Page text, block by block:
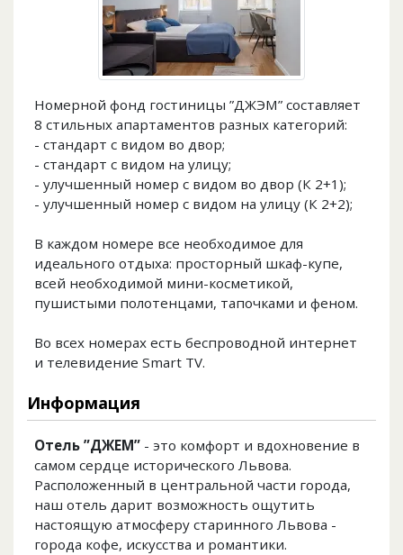
Номерной фонд гостиницы ”ДЖЭМ” составляет
8 стильных апартаментов разных категорий:
- стандарт с видом во двор;
- стандарт с видом на улицу;
- улучшенный номер с видом во двор (К 2+1);
- улучшенный номер с видом на улицу (К 2+2);
В каждом номере все необходимое для
идеального отдыха: просторный шкаф-купе,
всей необходимой мини-косметикой,
пушистыми полотенцами, тапочками и феном.
Во всех номерах есть беспроводной интернет
и телевидение Smart TV.
Информация
Отель ”ДЖЕМ” - это комфорт и вдохновение в
самом сердце исторического Львова.
Расположенный в центральной части города,
наш отель дарит возможность ощутить
настоящую атмосферу старинного Львова -
города кофе, искусства и романтики.